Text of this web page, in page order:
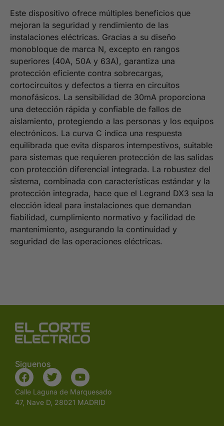
Este dispositivo ofrece múltiples beneficios que
mejoran la seguridad y rendimiento de las
instalaciones eléctricas. Gracias a su diseño
monobloque de marca N, excepto en rangos
superiores (40A, 50A y 63A), garantiza una
protección eficiente contra sobrecargas,
cortocircuitos y defectos a tierra en circuitos
monofásicos. La sensibilidad de 30mA proporciona
una detección rápida y confiable de fallos de
aislamiento, protegiendo a las personas y los equipos
electrónicos. La curva C indica una respuesta
equilibrada que evita disparos intempestivos, suitable
para sistemas que requieren protección de las salidas
con protección diferencial integrada. La robustez del
sistema, combinada con características estándar y la
protección integrada, hace que el Legrand DX3 sea la
elección ideal para instalaciones que demandan
fiabilidad, cumplimiento normativo y facilidad de
mantenimiento, asegurando la continuidad y
seguridad de las operaciones eléctricas.
Siguenos
Calle Laguna de Marquesado
47, Nave D, 28021 MADRID